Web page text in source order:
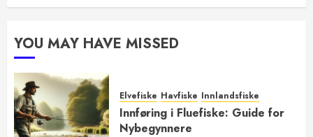
YOU MAY HAVE MISSED
Elvefiske Havfiske Innlandsfiske
Innføring i Fluefiske: Guide for
Nybegynnere